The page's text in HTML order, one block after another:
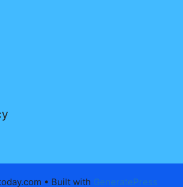
• Built with GeneratePress